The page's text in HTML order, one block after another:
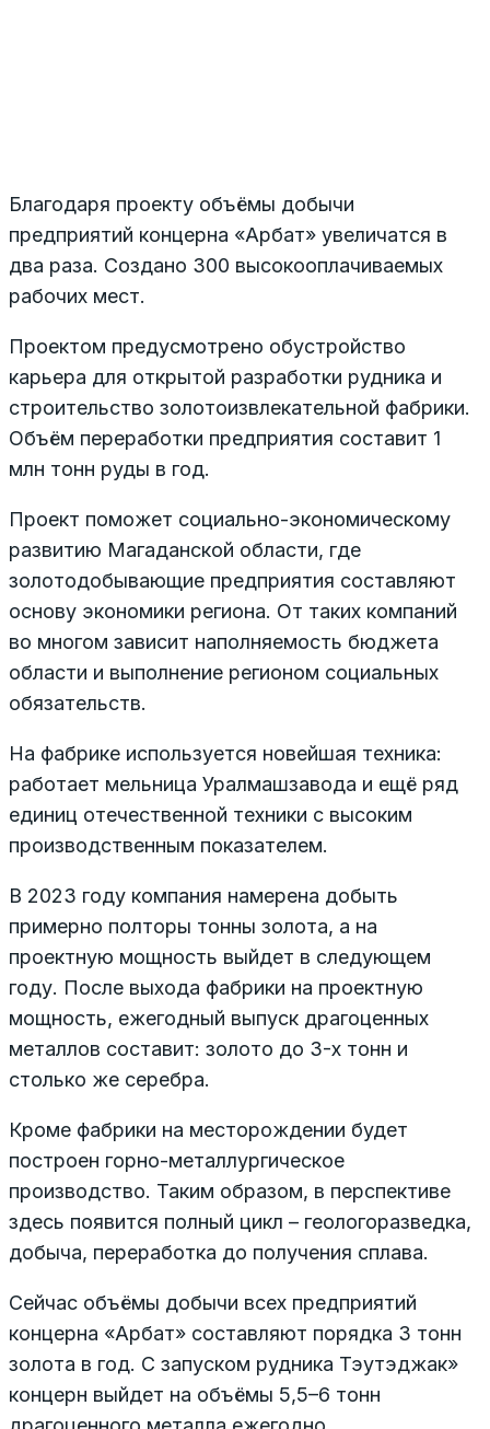
Благодаря проекту объёмы добычи
предприятий концерна «Арбат» увеличатся в
два раза. Создано 300 высокооплачиваемых
рабочих мест.
Проектом предусмотрено обустройство
карьера для открытой разработки рудника и
строительство золотоизвлекательной фабрики.
Объём переработки предприятия составит 1
млн тонн руды в год.
Проект поможет социально-экономическому
развитию Магаданской области, где
золотодобывающие предприятия составляют
основу экономики региона. От таких компаний
во многом зависит наполняемость бюджета
области и выполнение регионом социальных
обязательств.
На фабрике используется новейшая техника:
работает мельница Уралмашзавода и ещё ряд
единиц отечественной техники с высоким
производственным показателем.
В 2023 году компания намерена добыть
примерно полторы тонны золота, а на
проектную мощность выйдет в следующем
году. После выхода фабрики на проектную
мощность, ежегодный выпуск драгоценных
металлов составит: золото до 3-х тонн и
столько же серебра.
Кроме фабрики на месторождении будет
построен горно-металлургическое
производство. Таким образом, в перспективе
здесь появится полный цикл – геологоразведка,
добыча, переработка до получения сплава.
Сейчас объёмы добычи всех предприятий
концерна «Арбат» составляют порядка 3 тонн
золота в год. С запуском рудника Тэутэджак»
концерн выйдет на объёмы 5,5–6 тонн